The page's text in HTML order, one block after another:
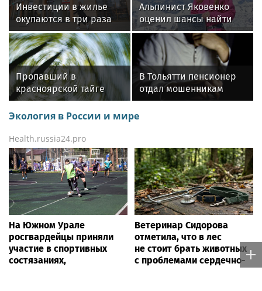
Инвестиции в жилье
окупаются в три раза
дольше, чем в
коммерческую
недвижимость
Альпинист Яковенко
оценил шансы найти
предсмертную записку
погибшей
Наговицыной
Пропавший в
красноярской тайге
Сергей Усольцев имел
тайную семью и
В Тольятти пенсионер
отдал мошенникам
пакет с нарезанными
газетами вместо денег
Экология в России и мире
Health.russia24.pro
На Южном Урале
росгвардейцы приняли
участие в спортивных
состязаниях,
Ветеринар Сидорова
отметила, что в лес
не стоит брать животных
с проблемами сердечно-